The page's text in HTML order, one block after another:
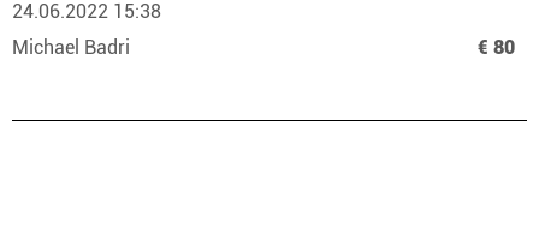
24.06.2022 15:38
Michael Badri
€ 80